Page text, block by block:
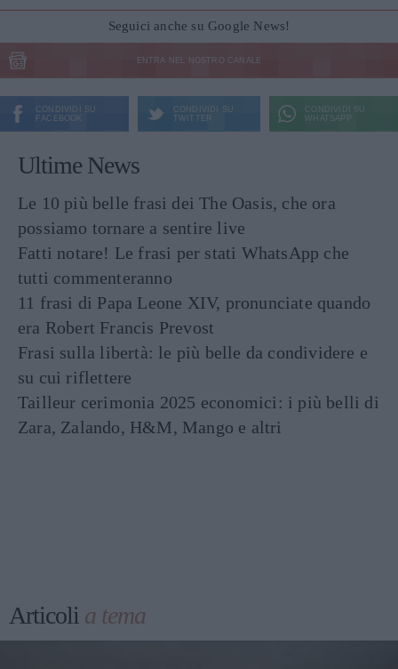
Seguici anche su Google News!
ENTRA NEL NOSTRO CANALE
CONDIVIDI SU
FACEBOOK
CONDIVIDI SU
TWITTER
CONDIVIDI SU
WHATSAPP
Ultime News
Le 10 più belle frasi dei The Oasis, che ora
possiamo tornare a sentire live
Fatti notare! Le frasi per stati WhatsApp che
tutti commenteranno
11 frasi di Papa Leone XIV, pronunciate quando
era Robert Francis Prevost
Frasi sulla libertà: le più belle da condividere e
su cui riflettere
Tailleur cerimonia 2025 economici: i più belli di
Zara, Zalando, H&M, Mango e altri
Articoli a tema